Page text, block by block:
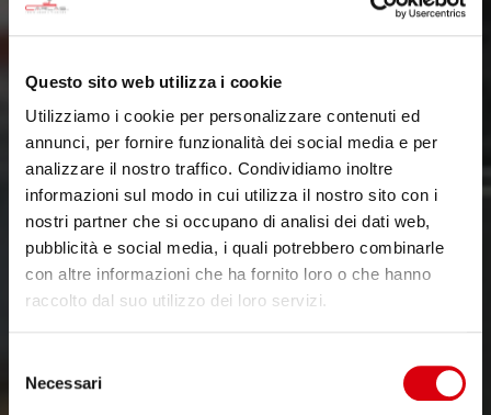
Questo sito web utilizza i cookie
Utilizziamo i cookie per personalizzare contenuti ed
annunci, per fornire funzionalità dei social media e per
analizzare il nostro traffico. Condividiamo inoltre
informazioni sul modo in cui utilizza il nostro sito con i
nostri partner che si occupano di analisi dei dati web,
pubblicità e social media, i quali potrebbero combinarle
con altre informazioni che ha fornito loro o che hanno
raccolto dal suo utilizzo dei loro servizi.
delNecessari